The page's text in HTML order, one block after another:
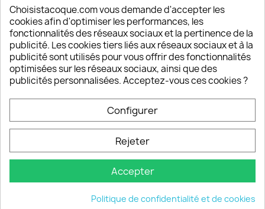
Depuis 2009, entre 92% et 94% de nos clients
sont satisfaits de nos produits
Un SAV à votre écoute
Notre SAV est disponible 6/7J de 10h à 18H
keyboard_arrow_down
Choisistacoque.com vous demande d'accepter les
cookies afin d'optimiser les performances, les
fonctionnalités des réseaux sociaux et la pertinence de la
publicité. Les cookies tiers liés aux réseaux sociaux et à la
publicité sont utilisés pour vous offrir des fonctionnalités
optimisées sur les réseaux sociaux, ainsi que des
publicités personnalisées. Acceptez-vous ces cookies ?
Configurer
Rejeter
Accepter
Politique de confidentialité et de cookies